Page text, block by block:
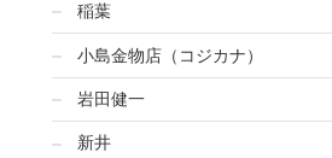
稲葉
小島金物店（コジカナ）
岩田健一
新井